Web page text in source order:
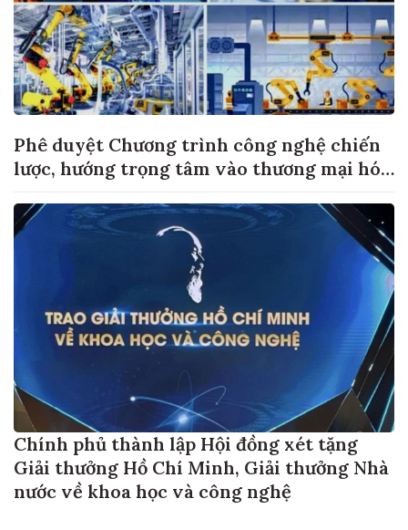
Phê duyệt Chương trình công nghệ chiến
lược, hướng trọng tâm vào thương mại hóa
Chính phủ thành lập Hội đồng xét tặng
Giải thưởng Hồ Chí Minh, Giải thưởng Nhà
nước về khoa học và công nghệ